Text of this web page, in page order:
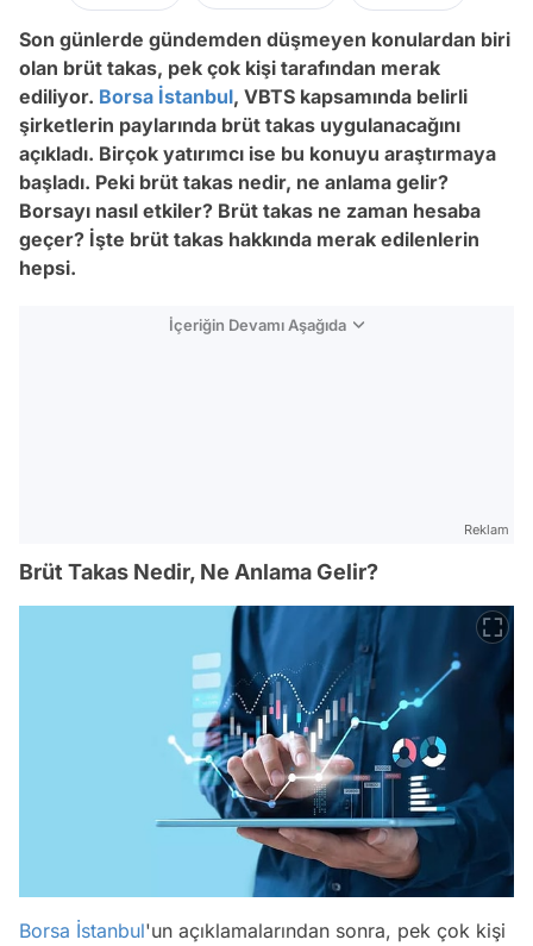
Son günlerde gündemden düşmeyen konulardan biri
olan brüt takas, pek çok kişi tarafından merak
ediliyor. Borsa İstanbul, VBTS kapsamında belirli
şirketlerin paylarında brüt takas uygulanacağını
açıkladı. Birçok yatırımcı ise bu konuyu araştırmaya
başladı. Peki brüt takas nedir, ne anlama gelir?
Borsayı nasıl etkiler? Brüt takas ne zaman hesaba
geçer? İşte brüt takas hakkında merak edilenlerin
hepsi.
İçeriğin Devamı Aşağıda
Reklam
Brüt Takas Nedir, Ne Anlama Gelir?
Borsa İstanbul'un açıklamalarından sonra, pek çok kişi